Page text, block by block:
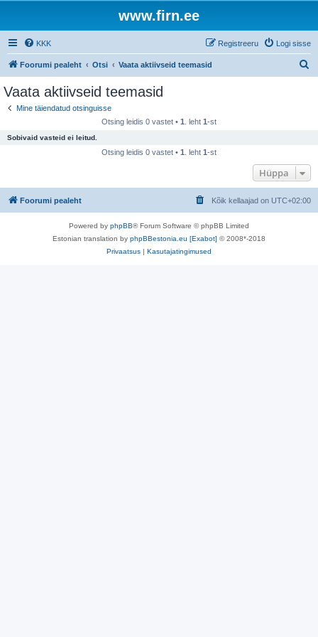
www.firn.ee
KKK Logi sisse
Registreeru
Foorumi pealeht Otsi Vaata aktiivseid teemasid
Vaata aktiivseid teemasid
Mine täiendatud otsinguisse
Otsing leidis 0 vastet • 1 . leht 1-st
Sobivaid vasteid ei leitud.
Otsing leidis 0 vastet • 1 . leht 1-st
Hüppa
Foorumi pealeht Kõik kellaajad on UTC+02:00
Powered by phpBB® Forum Software © phpBB Limited
Estonian translation by phpBBestonia.eu [Exabot] © 2008*-2018
Privaatsus | Kasutajatingimused